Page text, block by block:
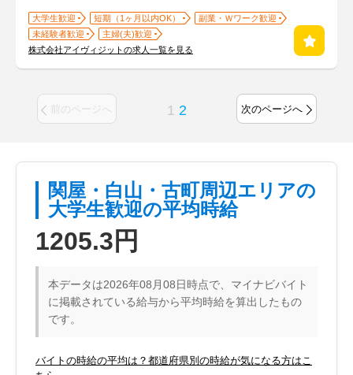
大学生歓迎 短期（1ヶ月以内OK）
副業・Ｗワーク歓迎
未経験者歓迎
主婦(夫)歓迎
株式会社アイヴィジットの求人一覧を見る
前のページへ 1 2 次のページへ
関屋・白山・古町周辺エリアの
大学生歓迎の平均時給
1205.3円
本データは2026年08月08日時点で、マイナビバイト
に掲載されている給与から平均時給を算出したもの
です。
バイトの時給の平均は？都道府県別の時給が気になる方はこ